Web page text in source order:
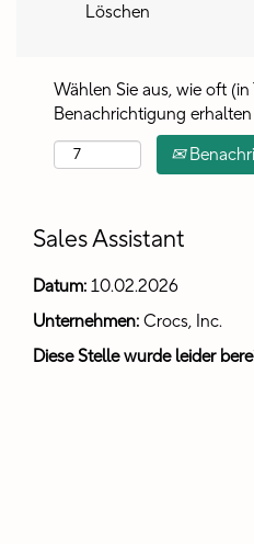
Löschen
Wählen Sie aus, wie oft (in
Benachrichtigung
Sales Assistant
Datum: 10.02.2026
Unternehmen: Crocs, Inc.
Diese Stelle wurde leider